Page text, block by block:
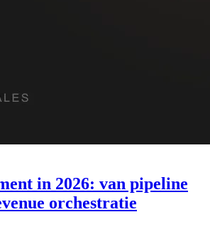
in 2026: van pipeline
orchestratie